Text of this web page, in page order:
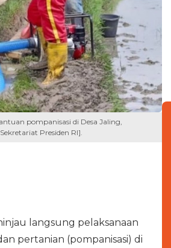
pompanisasi di Desa Jaling,
Presiden RI].
langsung pelaksanaan
pertanian (pompanisasi) di